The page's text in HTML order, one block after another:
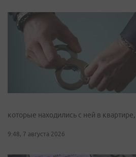
которые находились с ней в
9:48, 7 августа 2026